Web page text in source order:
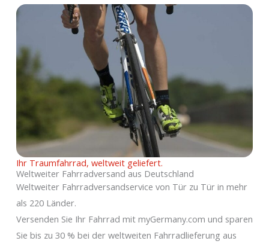
Ihr Traumfahrrad, weltweit geliefert.
Weltweiter Fahrradversand aus Deutschland
Weltweiter Fahrradversandservice von Tür zu Tür in mehr
als 220 Länder.
Versenden Sie Ihr Fahrrad mit myGermany.com und sparen
Sie bis zu 30 % bei der weltweiten Fahrradlieferung aus